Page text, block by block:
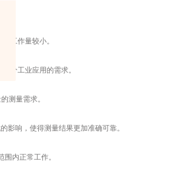
工作量较小。
分工业应用的需求。
测量需求。
响，使得测量结果更加准确可靠。
内正常工作。